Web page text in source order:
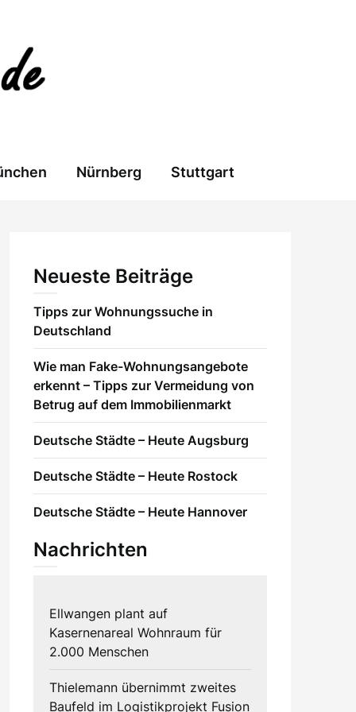
Nürnberg Stuttgart
Neueste Beiträge
Tipps zur Wohnungssuche in
Deutschland
Wie man Fake-Wohnungsangebote
erkennt – Tipps zur Vermeidung von
Betrug auf dem Immobilienmarkt
Deutsche Städte – Heute Augsburg
Deutsche Städte – Heute Rostock
Deutsche Städte – Heute Hannover
Nachrichten
Ellwangen plant auf
Kasernenareal Wohnraum für
2.000 Menschen
Thielemann übernimmt zweites
Baufeld im Logistikprojekt Fusion